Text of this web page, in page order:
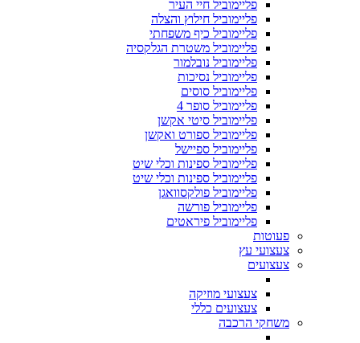
פליימוביל חיי העיר
פליימוביל חילוץ והצלה
פליימוביל כיף משפחתי
פליימוביל משטרת הגלקסיה
פליימוביל נובלמור
פליימוביל נסיכות
פליימוביל סוסים
פליימוביל סופר 4
פליימוביל סיטי אקשן
פליימוביל ספורט ואקשן
פליימוביל ספיישל
פליימוביל ספינות וכלי שיט
פליימוביל ספינות וכלי שיט
פליימוביל פולקסוואגן
פליימוביל פורשה
פליימוביל פיראטים
פעוטות
צעצועי עץ
צעצועים
צעצועי מוזיקה
צעצועים כללי
משחקי הרכבה